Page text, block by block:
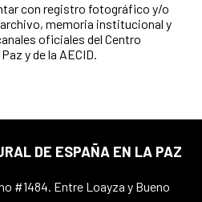
con registro fotográfico y/o
memoria institucional y
oficiales del Centro
y de la AECID.
DE ESPAÑA EN LA PAZ
#1484. Entre Loayza y Bueno